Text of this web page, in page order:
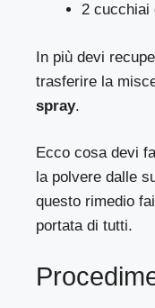
2 cucchiai
In più devi
trasferire la
spray.
Ecco cosa devi
la polvere dalle
questo rimedio
portata di tutti.